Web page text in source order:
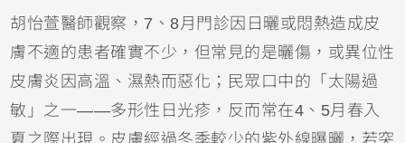
胡怡萱醫師觀察，7、8月門診因日曬或悶熱造成皮
膚不適的患者確實不少，但常見的是曬傷，或異位性
皮膚炎 因高溫、濕熱而惡化；民眾口中的「太陽過
敏」之一——多形性日光疹，反而常在4、5月春入